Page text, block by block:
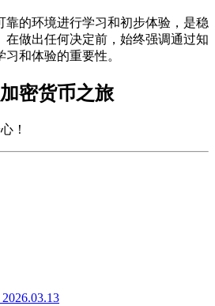
靠的环境进行学习和初步体验，是稳
在做出任何决定前，始终强调通过知
和体验的重要性。
密货币之旅
！